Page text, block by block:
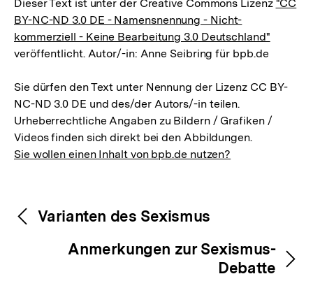
Dieser Text ist unter der Creative Commons Lizenz "CC
BY-NC-ND 3.0 DE - Namensnennung - Nicht-
kommerziell - Keine Bearbeitung 3.0 Deutschland"
veröffentlicht. Autor/-in: Anne Seibring für bpb.de
Sie dürfen den Text unter Nennung der Lizenz CC BY-
NC-ND 3.0 DE und des/der Autors/-in teilen.
Urheberrechtliche Angaben zu Bildern / Grafiken /
Videos finden sich direkt bei den Abbildungen.
Sie wollen einen Inhalt von bpb.de nutzen?
Inhaltsnavigation
Inhaltsnavigation
Varianten des Sexismus
Anmerkungen zur Sexismus-
Debatte